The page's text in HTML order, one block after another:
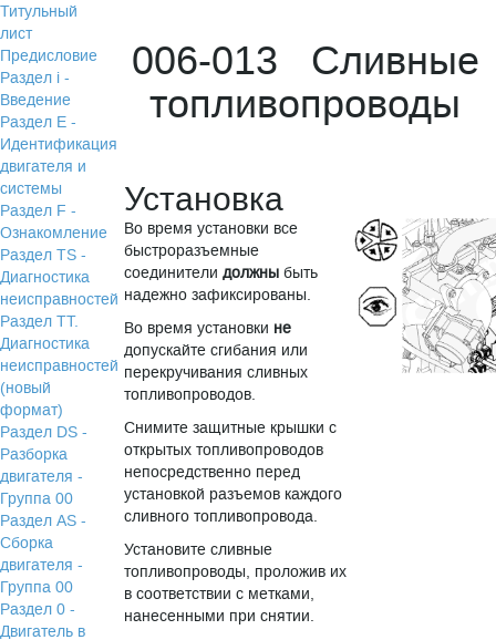
Титульный
лист
Предисловие
Раздел i -
Введение
Раздел Е -
Идентификация
двигателя и
системы
Раздел F -
Ознакомление
Раздел TS -
Диагностика
неисправностей
Раздел TТ.
Диагностика
неисправностей
(новый
формат)
Раздел DS -
Разборка
двигателя -
Группа 00
Раздел АS -
Сборка
двигателя -
Группа 00
Раздел 0 -
Двигатель в
006-013 Сливные
топливопроводы
Установка
Во время установки все
быстроразъемные
соединителидолжныбыть
надежно зафиксированы.
Во время установки не
допускайте сгибания или
перекручивания сливных
топливопроводов.
Снимите защитные крышки с
открытых топливопроводов
непосредственно перед
установкой разъемов каждого
сливного топливопровода.
Установите сливные
топливопроводы, проложив их
в соответствии с метками,
нанесенными при снятии.